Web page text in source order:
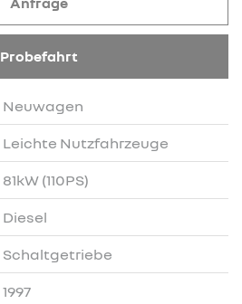
Neuwagen
Leichte Nutzfahrzeuge
81kW (110PS)
Diesel
Schaltgetriebe
1997
Probefahrt